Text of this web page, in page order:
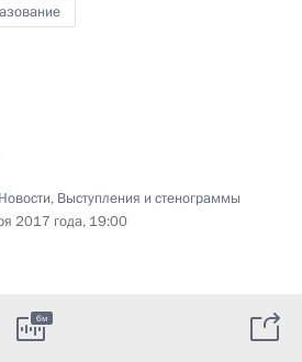
Новости, Выступления и стенограммы
2017 года, 19:00
6м